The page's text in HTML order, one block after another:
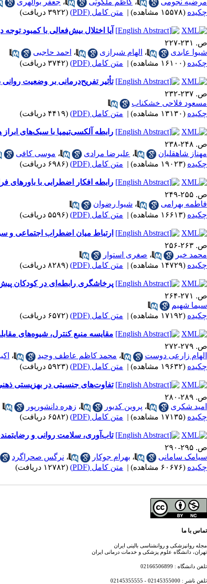
مرضیه نجومی
، کاظم ملکوتی ، جعفر بوالهری
چکیده (۱۵۵۷۸ مشاهده) | متن کامل (PDF) (۳۹۲۲ دریافت)
آیا اختلال بیش‌فعالی با کمبود
ص. ۲۳۱-۲۲۷
شیوا عابدی
، الهام شیرازی ، احمد حاجبی
چکیده (۱۶۱۰۰ مشاهده) | متن کامل (PDF) (۳۷۴۲ دریافت)
تأثیر تفریح‌درمانی بر وضعیت
ص. ۲۳۷-۲۳۲
مسعود فلاحی خشکناب
چکیده (۱۳۱۳۰ مشاهده) | متن کامل (PDF) (۴۴۱۹ دریافت)
رابطه آلکسی‌تیمیا با سبک‌های
ص. ۲۴۸-۲۳۸
مهناز شاهقلیان
، علیرضا مرادی ، موسی کافی
چکیده (۱۹۰۲۳ مشاهده) | متن کامل (PDF) (۶۹۸۶ دریافت)
رابطه افکار اضطرابی با باورهای
ص. ۲۵۵-۲۴۹
فاطمه بهرامی
، شیوا رضوان
چکیده (۱۶۶۱۳ مشاهده) | متن کامل (PDF) (۵۵۹۶ دریافت)
ارتباط میان اضطراب اجتماعی و
ص. ۲۶۳-۲۵۶
محمد خیر
، صغری استوار
چکیده (۱۴۷۲۹ مشاهده) | متن کامل (PDF) (۸۲۸۹ دریافت)
پرخاشگری رابطه‌ای در کودکان
ص. ۲۷۱-۲۶۴
سیما شهیم
چکیده (۱۷۱۹۲ مشاهده) | متن کامل (PDF) (۶۵۷۲ دریافت)
مقایسه منبع کنترل، شیوه‌های
ص. ۲۷۹-۲۷۲
الهام زارعی دوست
، محمد کاظم عاطف وحید ،
چکیده (۱۹۶۳۲ مشاهده) | متن کامل (PDF) (۵۹۲۳ دریافت)
تفاوت‌های جنسیتی در بهزیستی
ص. ۲۸۹-۲۸۰
امید شکری
، پروین کدیور ، زهره دانشورپور
چکیده (۱۷۱۳۵ مشاهده) | متن کامل (PDF) (۶۵۸۲ دریافت)
تاب‌آوری، سلامت روانی و
ص. ۲۹۵-۲۹۰
سیامک سامانی
، بهرام جوکار ، نرگس صحراگرد
چکیده (۶۰۶۷۶ مشاهده) | متن کامل (PDF) (۱۲۷۸۲ دریافت)
تماس با ما
مجله روانپزشکی و روانشناسی بالینی ایران
تهران، دانشگاه علوم پزشکی و خدمات درمانی ایران
تلفن دانشگاه : 02166506899
تلفن ناشر : 02145355000 - 02145355555